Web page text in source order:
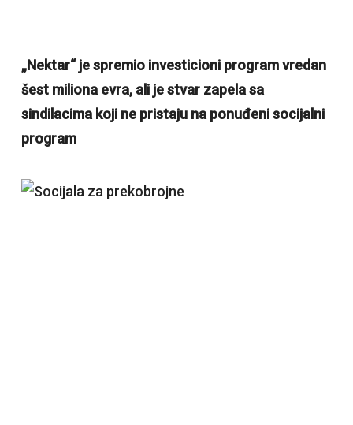
„Nektar“ je spremio investicioni program vredan
šest miliona evra, ali je stvar zapela sa
sindilacima koji ne pristaju na ponuđeni socijalni
program